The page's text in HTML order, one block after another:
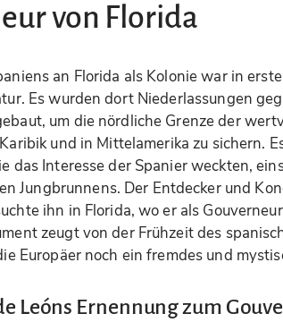
von Florida
an Florida als Kolonie war in
Es wurden dort Niederlassungen
um die nördliche Grenze der
und in Mittelamerika zu sichern.
das Interesse der Spanier weckten,
Jungbrunnens. Der Entdecker und
ihn in Florida, wo er als
zeugt von der Frühzeit des
Europäer noch ein fremdes und
Leóns Ernennung zum